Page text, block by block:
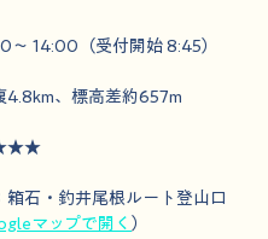
14:00（受付開始 8:45）
、標高差約657m
★★★
石・釣井尾根ルート登山口
マップで開く ）